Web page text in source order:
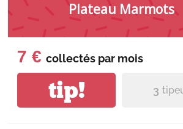
Plateau Marmots
7 € collectés par mois
tip! 3